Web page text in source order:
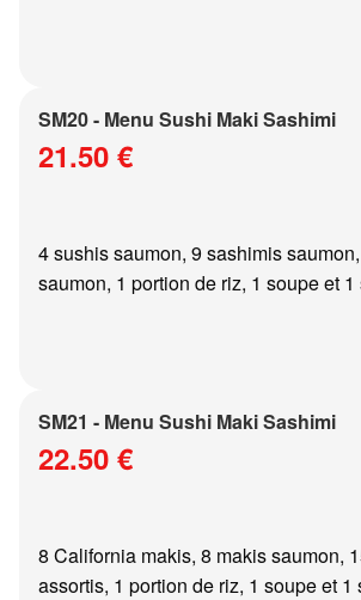
SM20 - Menu Sushi Maki Sashimi
21.50 €
4 sushis saumon, 9 sashimis
saumon, 1 portion de riz, 1 soupe et 1
SM21 - Menu Sushi Maki Sashimi
22.50 €
8 California makis, 8 makis saumon,
assortis, 1 portion de riz, 1 soupe et 1